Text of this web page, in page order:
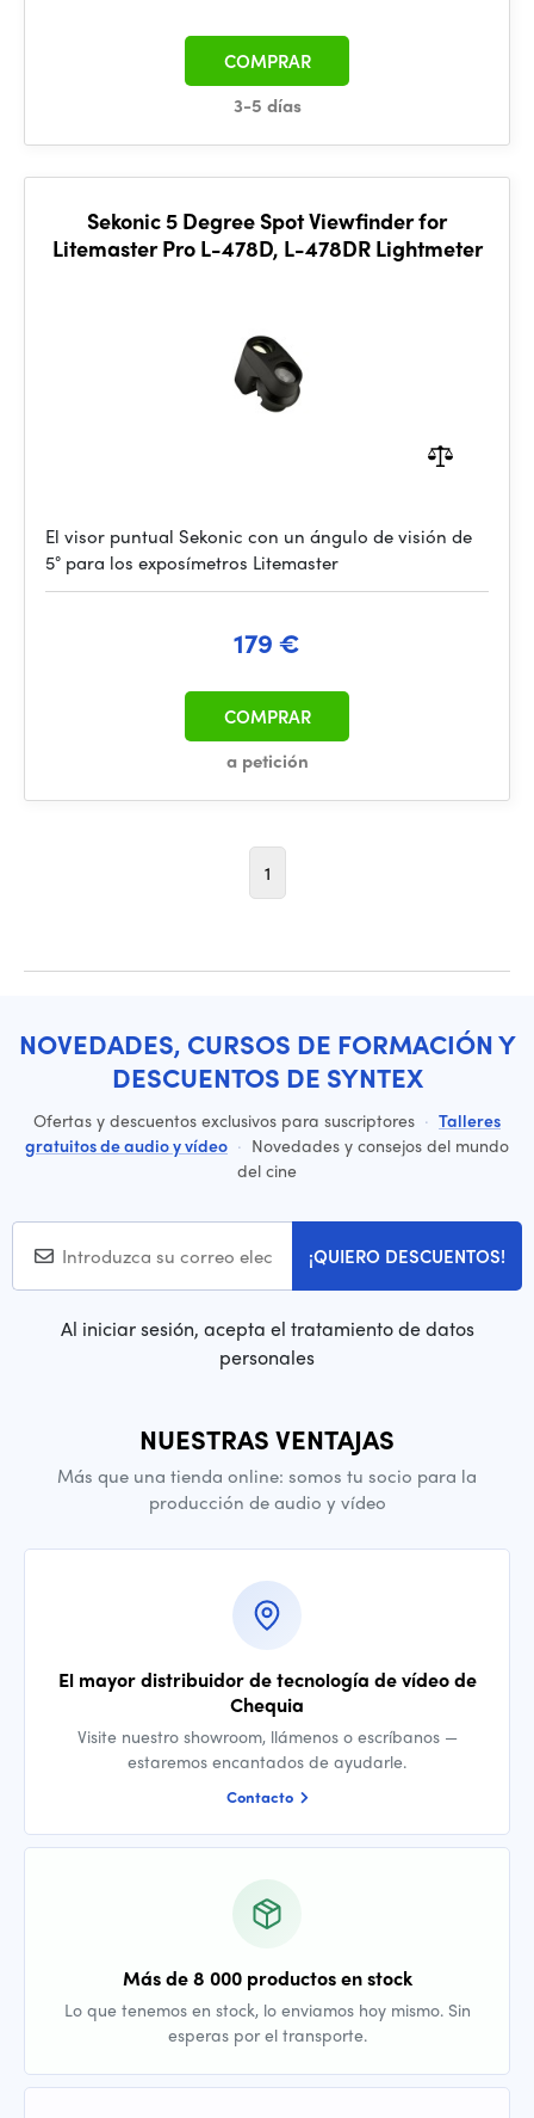
3-5 días
COMPRAR
Sekonic 5 Degree Spot Viewfinder for
Litemaster Pro L-478D, L-478DR Lightmeter
El visor puntual Sekonic con un ángulo de visión de
5° para los exposímetros Litemaster
179 €
a petición
COMPRAR
1
NOVEDADES, CURSOS DE FORMACIÓN Y
DESCUENTOS DE SYNTEX
Ofertas y descuentos exclusivos para suscriptores · Talleres
gratuitos de audio y vídeo · Novedades y consejos del mundo
del cine
¡QUIERO DESCUENTOS!
Al iniciar sesión, acepta el tratamiento de datos
personales
NUESTRAS VENTAJAS
Más que una tienda online: somos tu socio para la
producción de audio y vídeo
El mayor distribuidor de tecnología de vídeo de
Chequia
Visite nuestro showroom, llámenos o escríbanos —
estaremos encantados de ayudarle.
Contacto
Más de 8 000 productos en stock
Lo que tenemos en stock, lo enviamos hoy mismo. Sin
esperas por el transporte.